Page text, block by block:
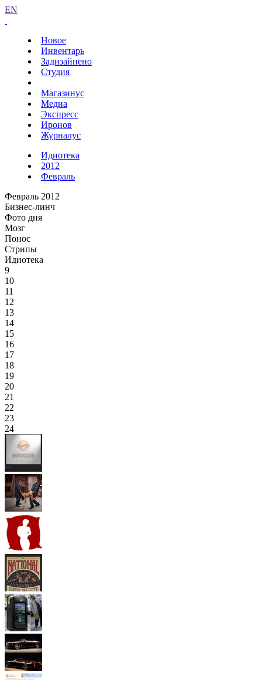
EN
Новое
Инвентарь
Задизайнено
Студия
Магазинус
Медиа
Экспресс
Иронов
Журналус
Идиотека
2012
Февраль
Февраль 2012
Бизнес-линч
Фото дня
Мозг
Понос
Стрипы
Идиотека
9
10
11
12
13
14
15
16
17
18
19
20
21
22
23
24